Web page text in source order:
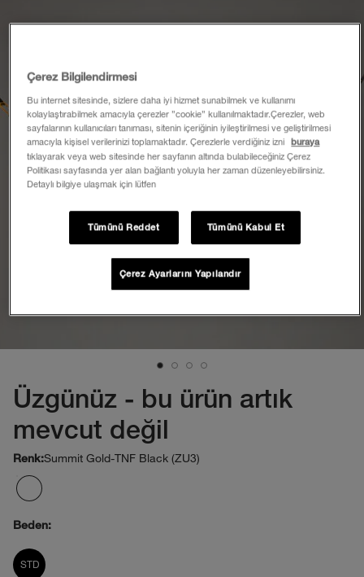
Üzgünüz - bu ürün artık
mevcut değil
Renk:Summit Gold-TNF Black (ZU3)
Beden:
STD
Çerez Bilgilendirmesi
Bu internet sitesinde, sizlere daha iyi hizmet sunabilmek ve kullanımı
kolaylaştırabilmek amacıyla çerezler ”cookie” kullanılmaktadır.Çerezler, web
sayfalarının kullanıcıları tanıması, sitenin içeriğinin iyileştirilmesi ve geliştirilmesi
amacıyla kişisel verilerinizi toplamaktadır. Çerezlerle verdiğiniz izni
buraya
tıklayarak veya web sitesinde her sayfanın altında bulabileceğiniz Çerez
Politikası sayfasında yer alan bağlantı yoluyla her zaman düzenleyebilirsiniz.
Detaylı bilgiye ulaşmak için lütfen
Tümünü Reddet Tümünü Kabul Et
Çerez Ayarlarını Yapılandır